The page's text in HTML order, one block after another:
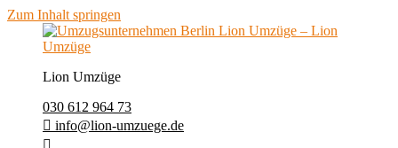
Zum Inhalt springen
Lion Umzüge
030 612 964 73
info@lion-umzuege.de